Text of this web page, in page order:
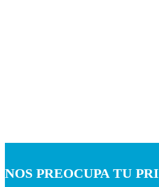
NOS PREOCUPA TU